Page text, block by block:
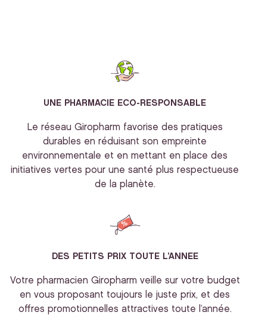
UNE PHARMACIE ECO-RESPONSABLE
Le réseau Giropharm favorise des pratiques
durables en réduisant son empreinte
environnementale et en mettant en place des
initiatives vertes pour une santé plus respectueuse
de la planète.
DES PETITS PRIX TOUTE L’ANNEE
Votre pharmacien Giropharm veille sur votre budget
en vous proposant toujours le juste prix, et des
offres promotionnelles attractives toute l’année.